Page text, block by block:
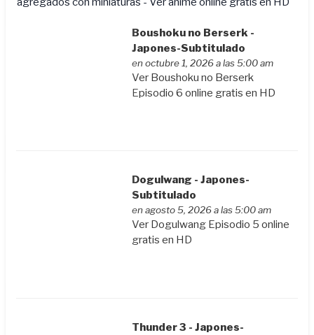
Boushoku no Berserk -
Japones-Subtitulado
en octubre 1, 2026 a las 5:00 am
Ver Boushoku no Berserk
Episodio 6 online gratis en HD
Dogulwang - Japones-
Subtitulado
en agosto 5, 2026 a las 5:00 am
Ver Dogulwang Episodio 5 online
gratis en HD
Thunder 3 - Japones-